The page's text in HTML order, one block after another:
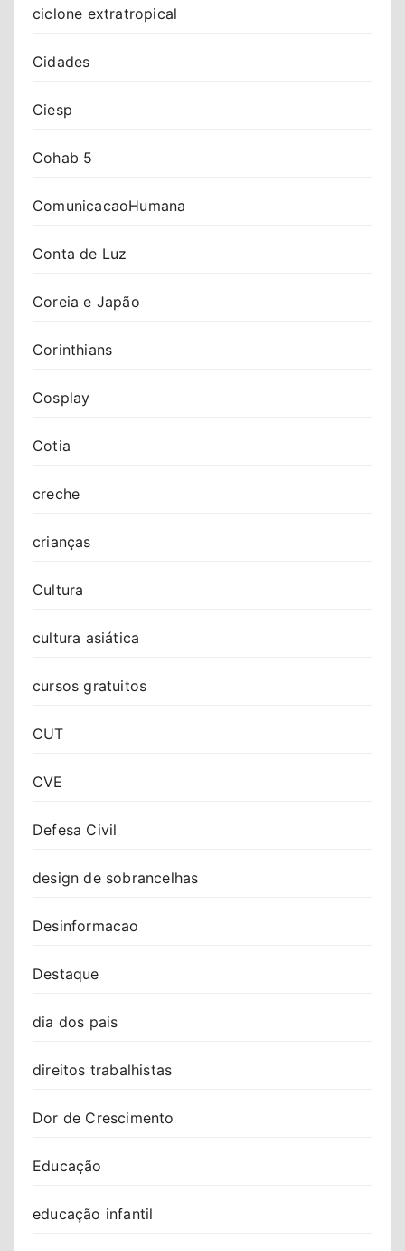
ciclone extratropical
Cidades
Ciesp
Cohab 5
ComunicacaoHumana
Conta de Luz
Coreia e Japão
Corinthians
Cosplay
Cotia
creche
crianças
Cultura
cultura asiática
cursos gratuitos
CUT
CVE
Defesa Civil
design de sobrancelhas
Desinformacao
Destaque
dia dos pais
direitos trabalhistas
Dor de Crescimento
Educação
educação infantil